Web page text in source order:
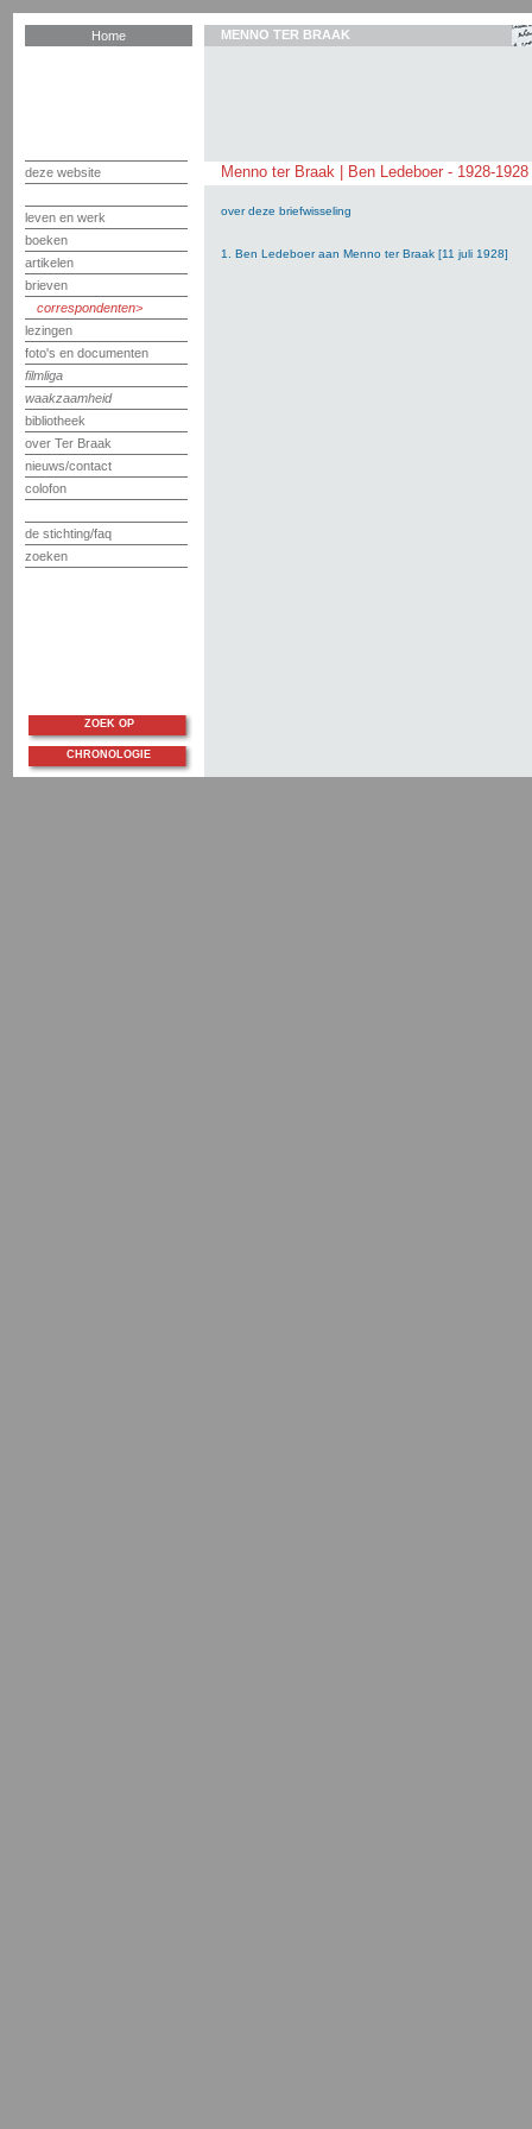
Home
deze website
leven en werk
boeken
artikelen
brieven
correspondenten
lezingen
foto's en documenten
filmliga
waakzaamheid
bibliotheek
over Ter Braak
nieuws/contact
colofon
de stichting/faq
zoeken
MENNO TER BRAAK
Menno ter Braak | Ben Ledeboer - 1928-1928
over deze briefwisseling
1. Ben Ledeboer aan Menno ter Braak [11 juli 1928]
ZOEK OP
CHRONOLOGIE